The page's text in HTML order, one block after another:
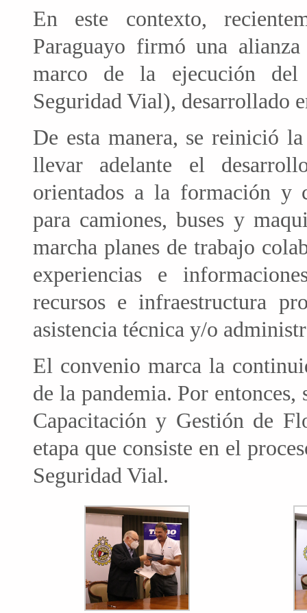
En este contexto,
Paraguayo firmó una
marco de la ejecución
Seguridad Vial), desarrollado
De esta manera, se reinició
llevar adelante el
orientados a la formación y
para camiones, buses y
marcha planes de trabajo
experiencias e
recursos e infraestructura
asistencia técnica y/o
El convenio marca la
de la pandemia. Por
Capacitación y Gestión de
etapa que consiste en el
Seguridad Vial.